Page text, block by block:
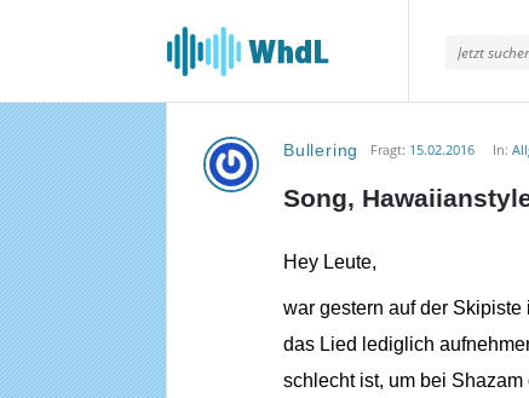
Musikforum
von
Musikforum
WieheisstdasLied.de
Neueste
Bullering Fragt: 15.02.2016 In:
Song,
Hey Leute,
war gestern auf der
das Lied lediglich
schlecht ist, um bei